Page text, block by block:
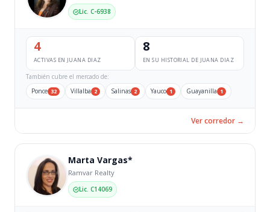
Lic. C-6938
4
ACTIVAS EN JUANA DIAZ
8
EN SU HISTORIAL DE JUANA DIAZ
También cubre el mercado de:
Ponce 32 Villalba 2 Salinas 2 Yauco 1 Guayanilla 1
Ver corredor →
Marta Vargas*
Ramvar Realty
Lic. C14069